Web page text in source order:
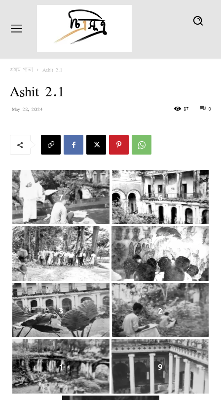
প্রথম পাতা Ashit 2.1
Ashit 2.1
May 28, 2024 0
87
7 6
5 4
3 2
1 9